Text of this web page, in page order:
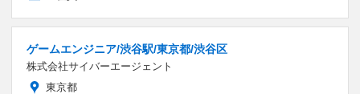
ゲームエンジニア/渋谷駅/東京都/渋谷区
株式会社サイバーエージェント
東京都